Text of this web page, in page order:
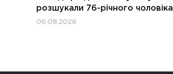
розшукали 76-річного чоловіка
06.08.2026